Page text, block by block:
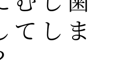
てしま